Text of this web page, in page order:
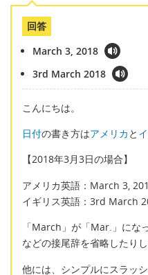
回答
March 3, 2018
3rd March 2018
こんにちは。
日付の書き方はアメリカ と
【2018年3月3日の場合】
アメリカ英語：March 3,
イギリス英語：3rd March
「March」が「Mar.」にな
などの接尾辞を省略したり
他には、シンプルにスラッ